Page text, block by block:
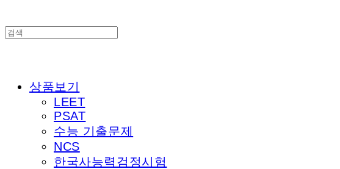
상품보기
LEET
PSAT
수능 기출문제
NCS
한국사능력검정시험